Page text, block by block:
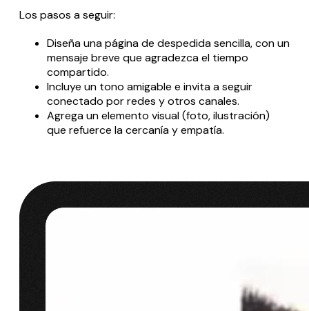
Los pasos a seguir:
Diseña una página de despedida sencilla, con un
mensaje breve que agradezca el tiempo
compartido.
Incluye un tono amigable e invita a seguir
conectado por redes y otros canales.
Agrega un elemento visual (foto, ilustración)
que refuerce la cercanía y empatía.